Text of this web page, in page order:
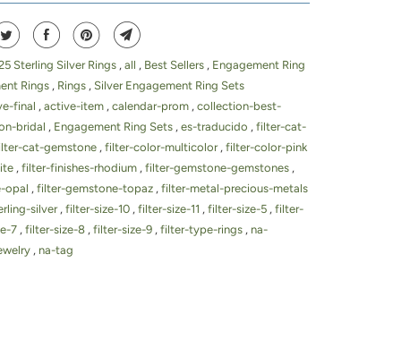
Sterling Silver Rings , all , Best Sellers , Engagement Ring
Rings , Rings , Silver Engagement Ring Sets
final , active-item , calendar-prom , collection-best-
bridal , Engagement Ring Sets , es-traducido , filter-cat-
cat-gemstone , filter-color-multicolor , filter-color-pink
, filter-finishes-rhodium , filter-gemstone-gemstones ,
opal , filter-gemstone-topaz , filter-metal-precious-metals
silver , filter-size-10 , filter-size-11 , filter-size-5 , filter-
7 , filter-size-8 , filter-size-9 , filter-type-rings , na-
, na-tag